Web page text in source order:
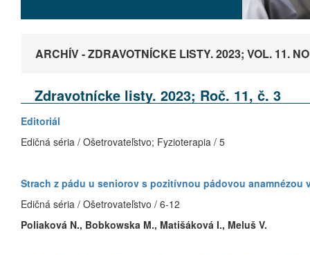
ARCHÍV - ZDRAVOTNÍCKE LISTY. 2023; VOL. 11.
Zdravotnícke listy. 2023; Roč. 11, č. 3
Editoriál
Edičná séria / Ošetrovateľstvo; Fyzioterapia / 5
Strach z pádu u seniorov s pozitívnou pádovou
Edičná séria / Ošetrovateľstvo / 6-12
Poliaková N., Bobkowska M., Matišáková I., Meluš V.